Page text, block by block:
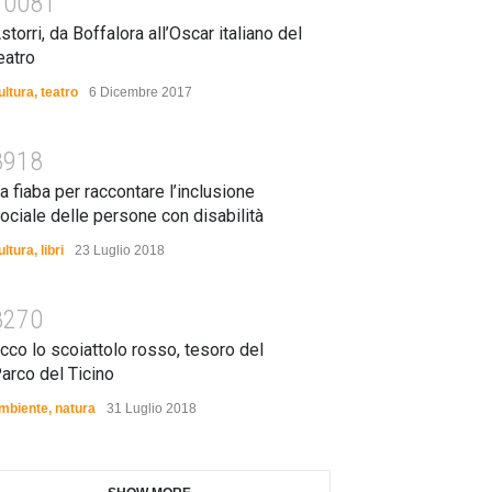
da Boffalora all’Oscar italiano del
, teatro 6 Dicembre 2017
fiaba per raccontare l’inclusione
delle persone con disabilità
, libri 23 Luglio 2018
lo scoiattolo rosso, tesoro del
del Ticino
, natura 31 Luglio 2018